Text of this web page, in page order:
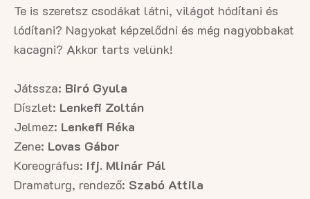
Te is szeretsz csodákat látni, világot hódítani és
lódítani? Nagyokat képzelődni és még nagyobbakat
kacagni? Akkor tarts velünk!
Játssza: Biró Gyula
Díszlet: Lenkefi Zoltán
Jelmez: Lenkefi Réka
Zene: Lovas Gábor
Koreográfus: Ifj. Mlinár Pál
Dramaturg, rendező: Szabó Attila